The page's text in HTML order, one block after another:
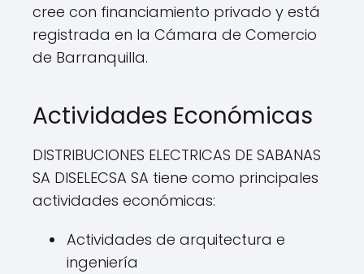
cree con financiamiento privado y está
registrada en la Cámara de Comercio
de Barranquilla.
Actividades Económicas
DISTRIBUCIONES ELECTRICAS DE SABANAS
SA DISELECSA SA tiene como principales
actividades económicas:
Actividades de arquitectura e
ingeniería